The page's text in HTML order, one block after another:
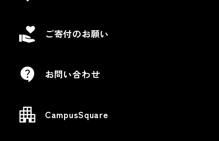
ご寄付のお願い
お問い合わせ
CampusSquare